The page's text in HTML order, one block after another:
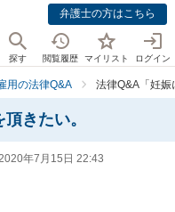
弁護士の方はこちら
探す 閲覧履歴 マイリスト ログイン
用の法律Q&A 法律Q&A「妊
きたい。
年7月15日 22:43